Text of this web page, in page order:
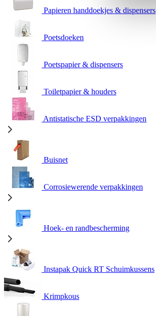
Papieren handdoekjes & dispensers
Poetsdoeken
Poetspapier & dispensers
Toiletpapier & houders
Antistatische ESD verpakkingen
Buisnet
Corrosiewerende verpakkingen
Hoek- en randbescherming
Instapak Quick RT Schuimkussens
Krimpkous